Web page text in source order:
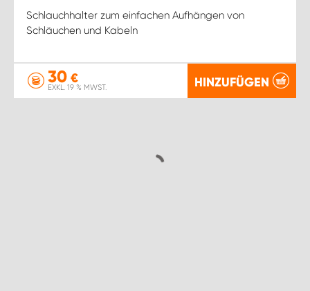
Schlauchhalter zum einfachen Aufhängen von
Schläuchen und Kabeln
30 €
EXKL. 19 % MWST. HINZUFÜGEN